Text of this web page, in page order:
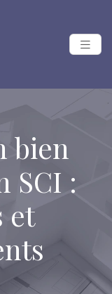
bien
SCI :
et